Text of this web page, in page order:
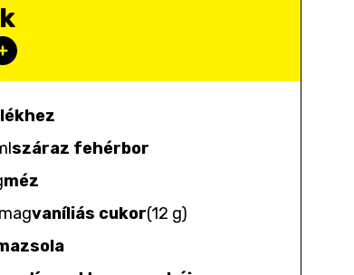
száraz fehérbor
méz
vaníliás cukor(12 g)